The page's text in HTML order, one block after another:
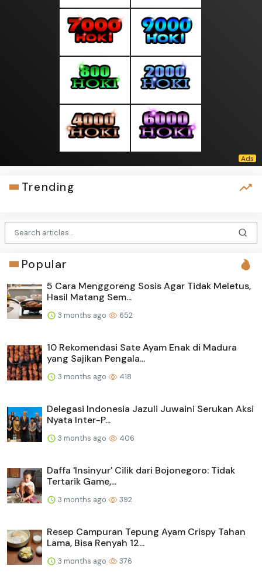
Trending
Popular
5 Cara Menggoreng Sosis Agar Tidak Meletus,
Hasil Matang Sem...
3 months ago 652
10 Rekomendasi Sate Ayam Enak di Madura
yang Sajikan Pengala...
3 months ago 418
Delegasi Indonesia Jazuli Juwaini Serukan Aksi
Nyata Inter-P...
3 months ago 406
Daffa 'Insinyur' Cilik dari Bojonegoro: Tidak
Tertarik Game,...
3 months ago 392
Resep Campuran Tepung Ayam Crispy Tahan
Lama, Bisa Renyah 12...
3 months ago 376